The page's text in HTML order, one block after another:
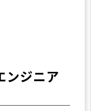
ンジニア